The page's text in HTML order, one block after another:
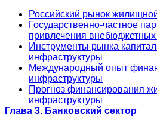
Российский рынок
Государственно-частное
привлечения внебюджетных
Инструменты рынка
инфраструктуры
Международный опыт
инфраструктуры
Прогноз финансирования
инфраструктуры
Глава 3. Банковский сектор